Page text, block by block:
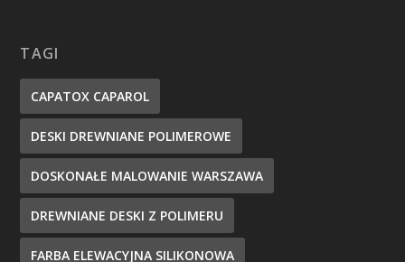
TAGI
CAPATOX CAPAROL
DESKI DREWNIANE POLIMEROWE
DOSKONAŁE MALOWANIE WARSZAWA
DREWNIANE DESKI Z POLIMERU
FARBA ELEWACYJNA SILIKONOWA